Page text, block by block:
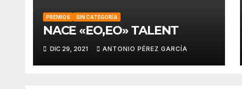
PREMIOS SIN CATEGORÍA
NACE «EO,EO» TALENT
DIC 29, 2021 ANTONIO PÉREZ GARCÍA